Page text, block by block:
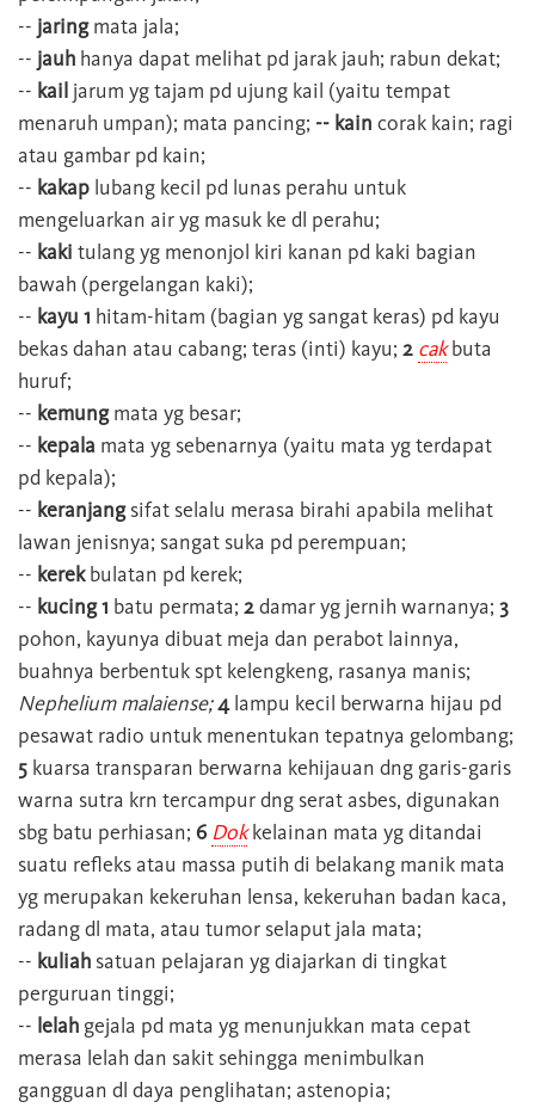
-- jaringmata jala;
-- jauh hanya dapat melihat pd jarak jauh; rabun dekat;
-- kail jarum yg tajam pd ujung kail (yaitu tempat
menaruh umpan); mata pancing; -- kain corak kain; ragi
atau gambar pd kain;
-- kakap lubang kecil pd lunas perahu untuk
mengeluarkan air yg masuk ke dl perahu;
-- kaki tulang yg menonjol kiri kanan pd kaki bagian
bawah (pergelangan kaki);
-- kayu 1 hitam-hitam (bagian yg sangat keras) pd kayu
bekas dahan atau cabang; teras (inti) kayu; 2 cakbuta
huruf;
-- kemungmata yg besar;
-- kepala mata yg sebenarnya (yaitu mata yg terdapat
pd kepala);
-- keranjangsifat selalu merasa birahi apabila melihat
lawan jenisnya; sangat suka pd perempuan;
-- kerekbulatan pd kerek;
-- kucing 1 batu permata; 2damar yg jernih warnanya; 3
pohon, kayunya dibuat meja dan perabot lainnya,
buahnya berbentuk spt kelengkeng, rasanya manis;
Nephelium malaiense;4lampu kecil berwarna hijau pd
pesawat radio untuk menentukan tepatnya gelombang;
5 kuarsa transparan berwarna kehijauan dng garis-garis
warna sutra krn tercampur dng serat asbes, digunakan
sbg batu perhiasan; 6 Dokkelainan mata yg ditandai
suatu refleks atau massa putih di belakang manik mata
yg merupakan kekeruhan lensa, kekeruhan badan kaca,
radang dl mata, atau tumor selaput jala mata;
-- kuliah satuan pelajaran yg diajarkan di tingkat
perguruan tinggi;
-- lelah gejala pd mata yg menunjukkan mata cepat
merasa lelah dan sakit sehingga menimbulkan
gangguan dl daya penglihatan; astenopia;